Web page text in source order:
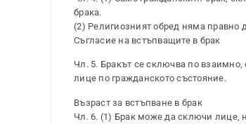
брака.
(2) Религиозният обред няма правно
Съгласие на встъпващите в брак
Чл. 5. Бракът се сключва по
лице по гражданското състояние.
Възраст за встъпване в брак
Чл. 6. (1) Брак може да сключи лице,